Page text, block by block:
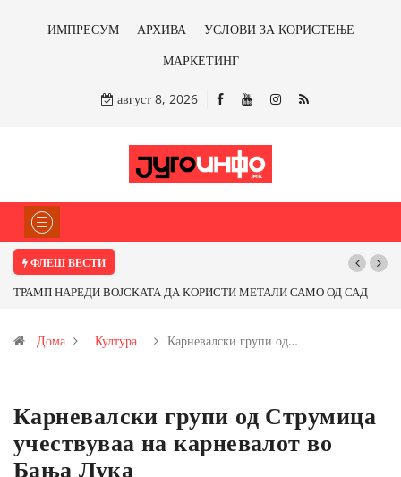
ИМПРЕСУМ АРХИВА
УСЛОВИ ЗА КОРИСТЕЊЕ
МАРКЕТИНГ
август 8, 2026
ФЛЕШ ВЕСТИ
ОД САД
Почнува реконструкцијата на улицата „5-ти Ноември“ во
Дома Култура Карневалски групи од…
Карневалски групи од Струмица
учествуваа на карневалот во
Бања Лука